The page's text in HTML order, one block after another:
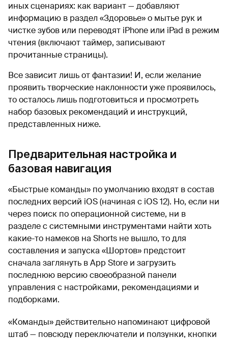
иных сценариях: как вариант — добавляют
информацию в раздел «Здоровье» о мытье рук и
чистке зубов или переводят iPhone или iPad в режим
чтения (включают таймер, записывают
прочитанные страницы).
Все зависит лишь от фантазии! И, если желание
проявить творческие наклонности уже проявилось,
то осталось лишь подготовиться и просмотреть
набор базовых рекомендаций и инструкций,
представленных ниже.
Предварительная настройка и
базовая навигация
«Быстрые команды» по умолчанию входят в состав
последних версий iOS (начиная с iOS 12). Но, если ни
через поиск по операционной системе, ни в
разделе с системными инструментами найти хоть
какие-то намеков на Shorts не вышло, то для
составления и запуска «Шортов» предстоит
сначала заглянуть в App Store и загрузить
последнюю версию своеобразной панели
управления с настройками, рекомендациями и
подборками.
«Команды» действительно напоминают цифровой
штаб — повсюду переключатели и ползунки, кнопки